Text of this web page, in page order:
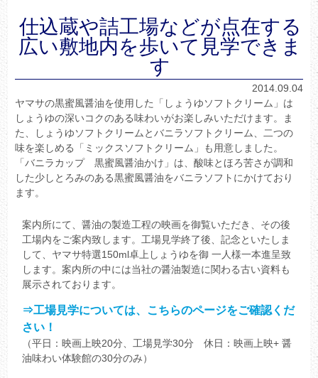
仕込蔵や詰工場などが点在する
広い敷地内を歩いて見学できま
す
2014.09.04
ヤマサの黒蜜風醤油を使用した「しょうゆソフトクリーム」は
しょうゆの深いコクのある味わいがお楽しみいただけます。ま
た、しょうゆソフトクリームとバニラソフトクリーム、二つの
味を楽しめる「ミックスソフトクリーム」も用意しました。
「バニラカップ 黒蜜風醤油かけ」は、酸味とほろ苦さが調和
した少しとろみのある黒蜜風醤油をバニラソフトにかけており
ます。
案内所にて、醤油の製造工程の映画を御覧いただき、その後
工場内をご案内致します。工場見学終了後、記念といたしま
して、ヤマサ特選150ml卓上しょうゆを御 一人様一本進呈致
します。案内所の中には当社の醤油製造に関わる古い資料も
展示されております。
⇒工場見学については、こちらのページをご確認くだ
さい！
（平日：映画上映20分、工場見学30分 休日：映画上映+ 醤
油味わい体験館の30分のみ）